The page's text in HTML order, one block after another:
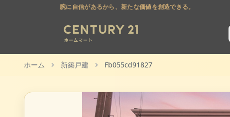
腕に自信があるから、新たな価値を創造できる。
ホーム 新築戸建 Fb055cd91827